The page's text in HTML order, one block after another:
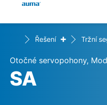
Produkty
Řešení
Global
Evropa
Vyhledávání
Řešení + Tržní
Otočné servopohony,
SA